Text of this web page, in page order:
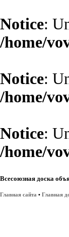
Notice:
/home/
Notice:
/home/
Notice:
/home/
Всесоюзная доска
Главная сайта • Главная